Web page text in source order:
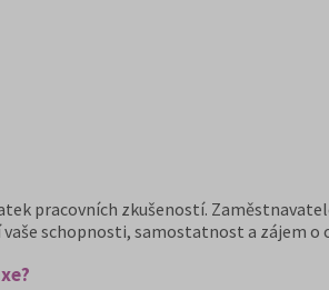
pracovních zkušeností.
schopnosti, samostatnost a zájem o